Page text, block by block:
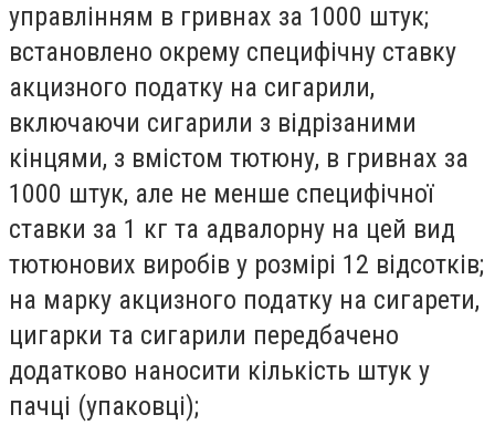
управлінням в гривнах за 1000 штук;
встановлено окрему специфічну ставку
акцизного податку на сигарили,
включаючи сигарили з відрізаними
кінцями, з вмістом тютюну, в гривнах за
1000 штук, але не менше специфічної
ставки за 1 кг та адвалорну на цей вид
тютюнових виробів у розмірі 12 відсотків;
на марку акцизного податку на сигарети,
цигарки та сигарили передбачено
додатково наносити кількість штук у
пачці (упаковці);